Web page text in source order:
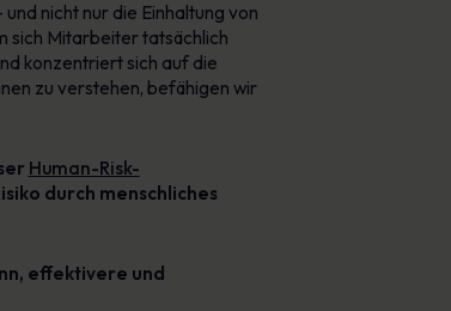
nicht nur die Einhaltung von
sich Mitarbeiter tatsächlich
konzentriert sich auf die
zu verstehen, befähigen wir
Human-Risk-
durch menschliches
effektivere und